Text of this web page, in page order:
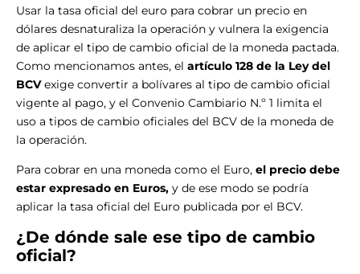
Usar la tasa oficial del euro para cobrar un precio en
dólares desnaturaliza la operación y vulnera la exigencia
de aplicar el tipo de cambio oficial de la moneda pactada.
Como mencionamos antes, el artículo 128 de la Ley del
BCVexige convertir a bolívares al tipo de cambio oficial
vigente al pago, y el Convenio Cambiario N.º 1 limita el
uso a tipos de cambio oficiales del BCV de la moneda de
la operación.
Para cobrar en una moneda como el Euro, el precio debe
estar expresado en Euros, y de ese modo se podría
aplicar la tasa oficial del Euro publicada por el BCV.
¿De dónde sale ese tipo de cambio
oficial?